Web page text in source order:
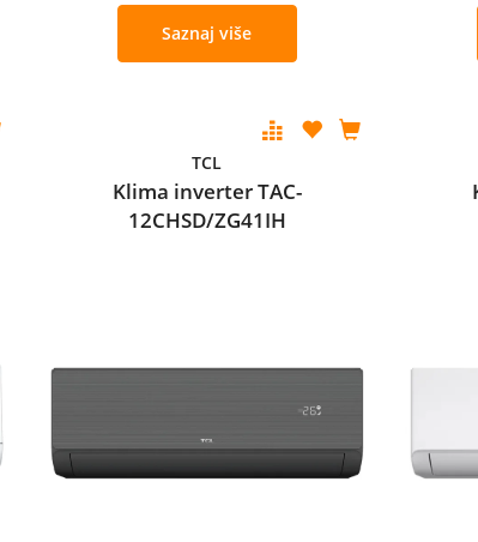
Saznaj više
TCL
Klima inverter TAC-
12CHSD/ZG41IH